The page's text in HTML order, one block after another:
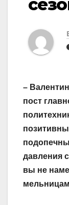
–
пост
давления
вы не